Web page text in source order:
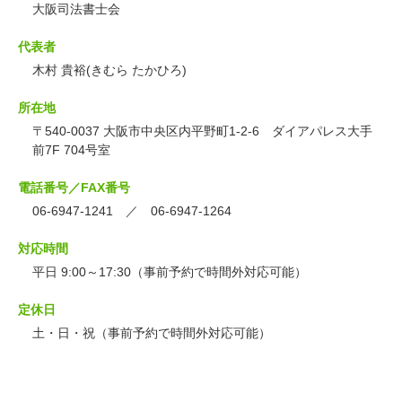
大阪司法書士会
代表者
木村 貴裕(きむら たかひろ)
所在地
〒540-0037 大阪市中央区内平野町1-2-6 ダイアパレス大手
前7F 704号室
電話番号／FAX番号
06-6947-1241 ／ 06-6947-1264
対応時間
平日 9:00～17:30（事前予約で時間外対応可能）
定休日
土・日・祝（事前予約で時間外対応可能）